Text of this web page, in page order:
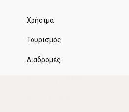
Χρήσιμα
Τουρισμός
Διαδρομές